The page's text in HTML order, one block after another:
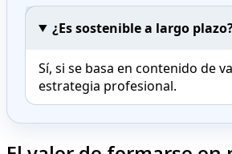
¿Es sostenible a largo
Sí, si se basa en contenido de
estrategia profesional.